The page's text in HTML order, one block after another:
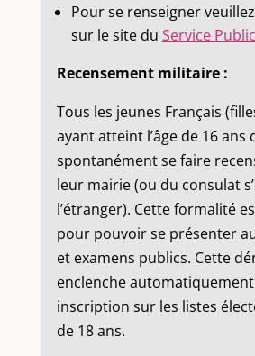
Pour se renseigner
sur le site du Service Public
Recensement militaire :
Tous les jeunes Français
ayant atteint l’âge de 16 ans
spontanément se faire
leur mairie (ou du consulat
l’étranger). Cette formalité
pour pouvoir se présenter
et examens publics. Cette
enclenche
inscription sur les listes
de 18 ans.